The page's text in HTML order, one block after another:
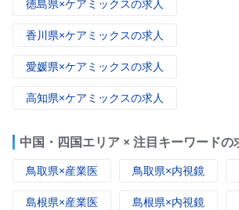
徳島県×ケアミックスの求人
香川県×ケアミックスの求人
愛媛県×ケアミックスの求人
高知県×ケアミックスの求人
中国・四国エリア × 注目キーワードの
鳥取県×産業医 鳥取県×内視鏡
島根県×産業医 島根県×内視鏡